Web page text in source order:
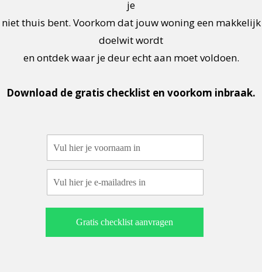
je
niet thuis bent. Voorkom dat jouw woning een makkelijk
doelwit wordt
en ontdek waar je deur echt aan moet voldoen.
Download de gratis checklist en voorkom inbraak.
Vul hier je voornaam in
Vul hier je e-mailadres in
Gratis checklist aanvragen